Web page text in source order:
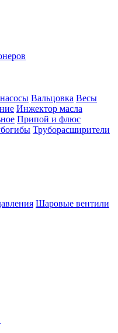
Вальцовка Весы
Инжектор масла
Припой и флюс
Труборасширители
Шаровые вентили